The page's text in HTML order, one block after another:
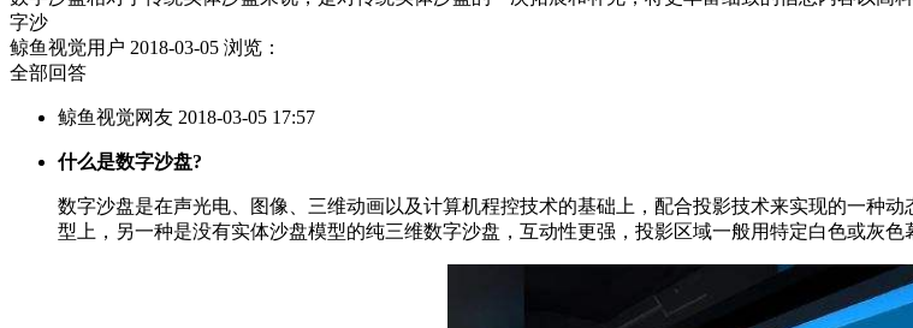
字沙
鲸鱼视觉用户 2018-03-05 浏览：
全部回答
鲸鱼视觉网友 2018-03-05 17:57
什么是数字沙盘?
数字沙盘是在声光电、图像、三维动画以及计算机程控技术的基础上，配合投影技术来实现的一种
型上，另一种是没有实体沙盘模型的纯三维数字沙盘，互动性更强，投影区域一般用特定白色或灰色